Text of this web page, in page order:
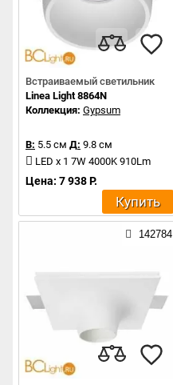
Встраиваемый светильник
Linea Light 8864N
Коллекция: Gypsum
В: 5.5 см Д: 9.8 см
LED x 1 7W 4000K 910Lm
Цена: 7 938 Р.
Купить
142784